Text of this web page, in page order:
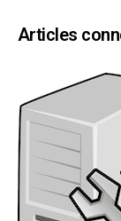
Articles